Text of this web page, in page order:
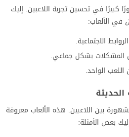
كبيرًا في تحسين تجربة اللاعبين. إليك
في الألعاب:
الاجتماعية.
المشكلات بشكل جماعي.
اللعب الواحد.
بين اللاعبين. هذه الألعاب معروفة
بعض الأمثلة: